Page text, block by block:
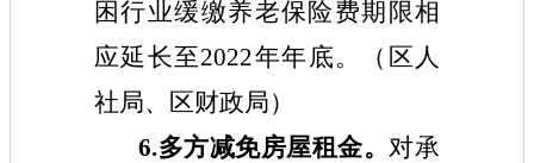
困行业缓缴养老保险费期限相
应延长至2022年年底。（区人
社局、区财政局）
6.多方减免房屋租金。 对承